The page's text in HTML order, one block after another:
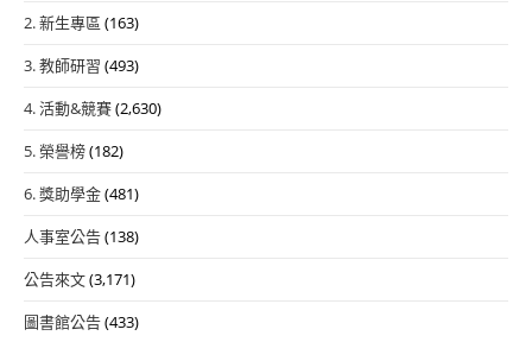
2. 新生專區 (163)
3. 教師研習 (493)
4. 活動&競賽(2,630)
5. 榮譽榜(182)
6. 獎助學金(481)
人事室公告(138)
公告來文(3,171)
圖書館公告(433)